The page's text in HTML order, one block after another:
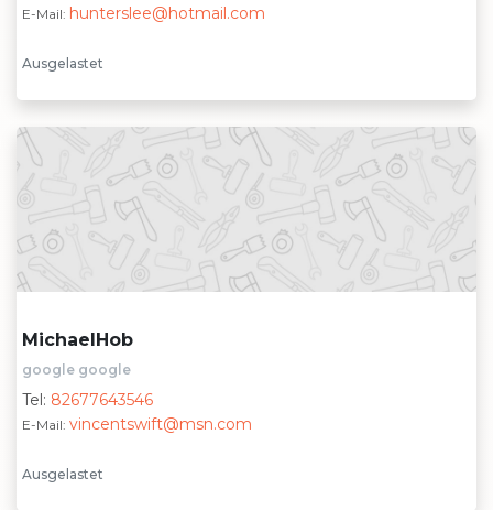
E-Mail: hunterslee@hotmail.com
Ausgelastet
MichaelHob
google google
Tel: 82677643546
E-Mail: vincentswift@msn.com
Ausgelastet